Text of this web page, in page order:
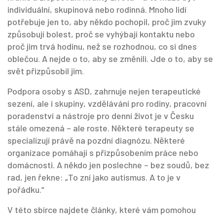
individuální, skupinová nebo rodinná. Mnoho lidí
potřebuje jen to, aby někdo pochopil, proč jim zvuky
způsobují bolest, proč se vyhýbají kontaktu nebo
proč jim trvá hodinu, než se rozhodnou, co si dnes
oblečou. A nejde o to, aby se změnili. Jde o to, aby se
svět přizpůsobil jim.
Podpora osoby s ASD, zahrnuje nejen terapeutické
sezení, ale i skupiny, vzdělávání pro rodiny, pracovní
poradenství a nástroje pro denní život je v Česku
stále omezená – ale roste. Některé terapeuty se
specializují právě na pozdní diagnózu. Některé
organizace pomáhají s přizpůsobením práce nebo
domácnosti. A někdo jen poslechne – bez soudů, bez
rad, jen řekne: „To zní jako autismus. A to je v
pořádku.“
V této sbírce najdete články, které vám pomohou